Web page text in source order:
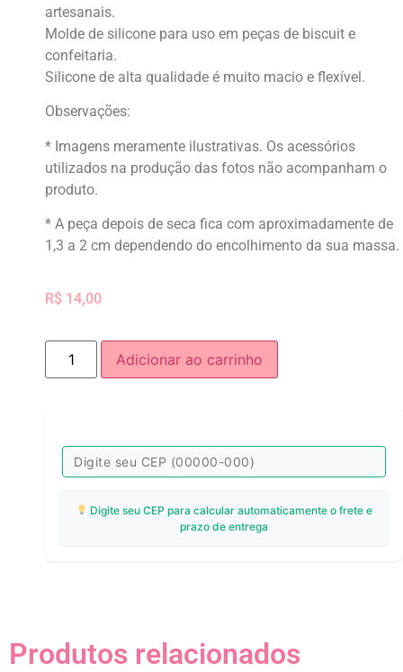
artesanais.
Molde de silicone para uso em peças de biscuit e
confeitaria.
Silicone de alta qualidade é muito macio e flexível.
Observações:
* Imagens meramente ilustrativas. Os acessórios
utilizados na produção das fotos não acompanham o
produto.
* A peça depois de seca fica com aproximadamente de
1,3 a 2 cm dependendo do encolhimento da sua massa.
R$ 14,00
Adicionar ao carrinho
Digite seu CEP para calcular automaticamente o frete e
prazo de entrega
Produtos relacionados